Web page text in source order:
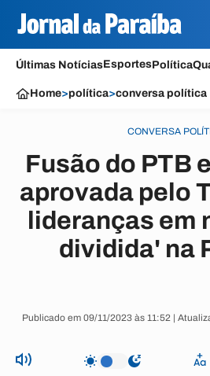
Últimas NotíciasEsportesPolítica
Home>política>conversa política
CONVERSA
Fusão do PTB
aprovada pelo
lideranças em
dividida' na
Publicado em 09/11/2023 às 11:52 |